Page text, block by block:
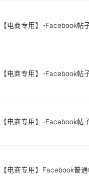
【电商专用】-Facebook帖
【电商专用】-Facebook帖
【电商专用】-Facebook
【电商专用】Facebook普